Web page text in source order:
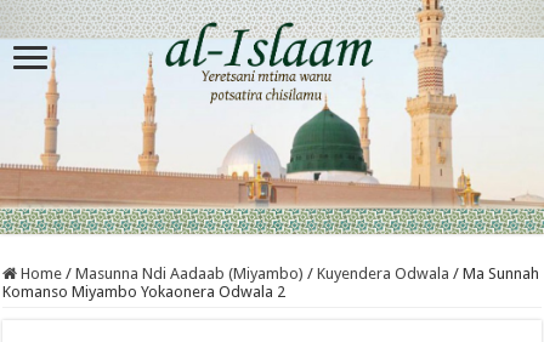
Home / Masunna Ndi Aadaab (Miyambo) / Kuyendera Odwala / Ma Sunnah
Komanso Miyambo Yokaonera Odwala 2